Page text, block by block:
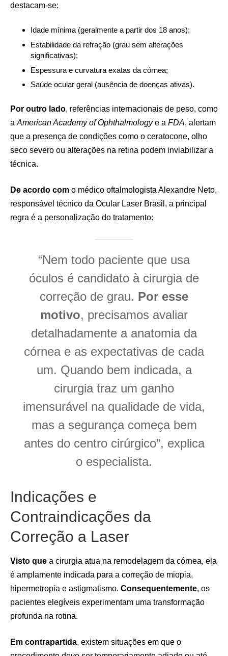
destacam-se:
Idade mínima (geralmente a partir dos 18 anos);
Estabilidade da refração (grau sem alterações
significativas);
Espessura e curvatura exatas da córnea;
Saúde ocular geral (ausência de doenças ativas).
Por outro lado, referências internacionais de peso, como
a American Academy of Ophthalmologye a FDA, alertam
que a presença de condições como o ceratocone, olho
seco severo ou alterações na retina podem inviabilizar a
técnica.
De acordo com o médico oftalmologista Alexandre Neto,
responsável técnico da Ocular Laser Brasil, a principal
regra é a personalização do tratamento:
“Nem todo paciente que usa
óculos é candidato à cirurgia de
correção de grau. Por esse
motivo, precisamos avaliar
detalhadamente a anatomia da
córnea e as expectativas de cada
um. Quando bem indicada, a
cirurgia traz um ganho
imensurável na qualidade de vida,
mas a segurança começa bem
antes do centro cirúrgico”, explica
o especialista.
Indicações e
Contraindicações da
Correção a Laser
Visto que a cirurgia atua na remodelagem da córnea, ela
é amplamente indicada para a correção de miopia,
hipermetropia e astigmatismo. Consequentemente, os
pacientes elegíveis experimentam uma transformação
profunda na rotina.
Em contrapartida, existem situações em que o